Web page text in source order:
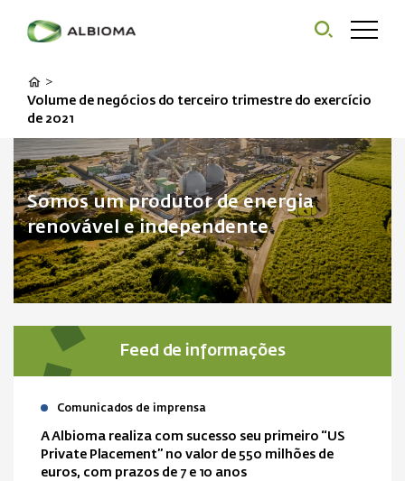
>
Volume de negócios do terceiro trimestre do exercício
de 2021
Somos um produtor de energia
renovável e independente
Feed de informações
Comunicados de imprensa
A Albioma realiza com sucesso seu primeiro “US
Private Placement” no valor de 550 milhões de
euros, com prazos de 7 e 10 anos